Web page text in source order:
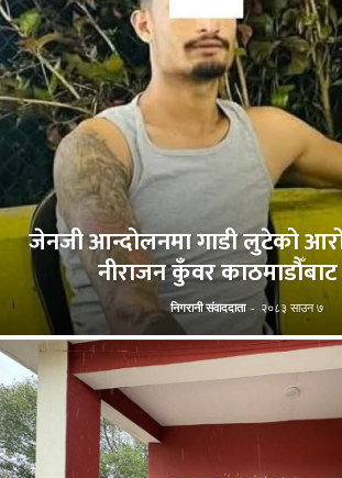
जेनजी आन्दोलनमा गाडी लुटेको
नीराजन कुँवर काठमाडौँबाट
निगरानी संवाददाता - २०८३ साउन ७